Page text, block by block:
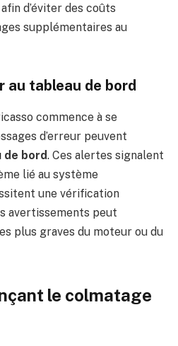
d’éviter des coûts
supplémentaires au
au tableau de bord
commence à se
d’erreur peuvent
de bord. Ces alertes signalent
lié au système
une vérification
avertissements peut
plus graves du moteur ou du
le colmatage